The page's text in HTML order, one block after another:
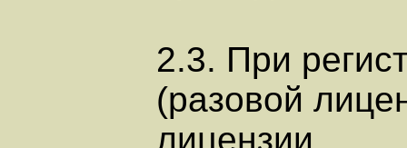
2.3. При
(разовой
лицензии